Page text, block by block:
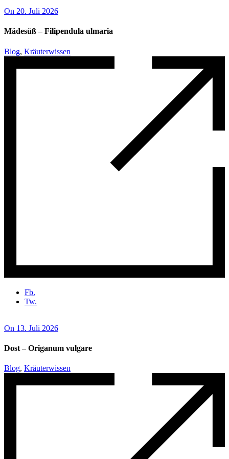
On 20. Juli 2026
Mädesüß – Filipendula ulmaria
Blog, Kräuterwissen
Fb.
Tw.
On 13. Juli 2026
Dost – Origanum vulgare
Blog, Kräuterwissen